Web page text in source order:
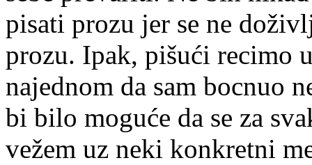
pisati prozu jer se ne
prozu. Ipak, pišući recimo
najednom da sam bocnuo
bi bilo moguće da se za
vežem uz neki konkretni